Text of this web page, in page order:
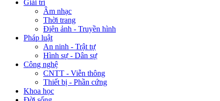
Giải trí
Âm nhạc
Thời trang
Điện ảnh - Truyền hình
Pháp luật
An ninh - Trật tự
Hình sự - Dân sự
Công nghệ
CNTT - Viễn thông
Thiết bị - Phần cứng
Khoa học